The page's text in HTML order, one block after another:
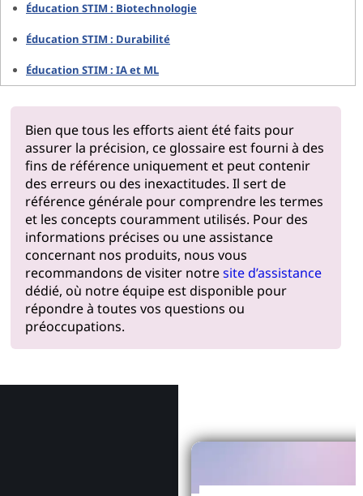
Éducation STIM : Biotechnologie
Éducation STIM : Durabilité
Éducation STIM : IA et ML
Bien que tous les efforts aient été faits pour
assurer la précision, ce glossaire est fourni à des
fins de référence uniquement et peut contenir
des erreurs ou des inexactitudes. Il sert de
référence générale pour comprendre les termes
et les concepts couramment utilisés. Pour des
informations précises ou une assistance
concernant nos produits, nous vous
recommandons de visiter notresite d’assistance
dédié, où notre équipe est disponible pour
répondre à toutes vos questions ou
préoccupations.